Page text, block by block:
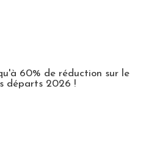
60% de réduction sur le
départs 2026 !